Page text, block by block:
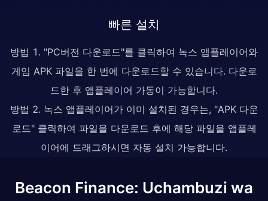
빠른 설치
방법 1. "PC버전 다운로드"를 클릭하여 녹스 앱플레이어와
게임 APK 파일을 한 번에 다운로드할 수 있습니다. 다운로
드한 후 앱플레이어 가동이 가능합니다.
방법 2. 녹스 앱플레이어가 이미 설치된 경우는, "APK 다운
로드" 클릭하여 파일을 다운로드 후에 해당 파일을 앱플레
이어에 드래그하시면 자동 설치 가능합니다.
Beacon Finance: Uchambuzi wa